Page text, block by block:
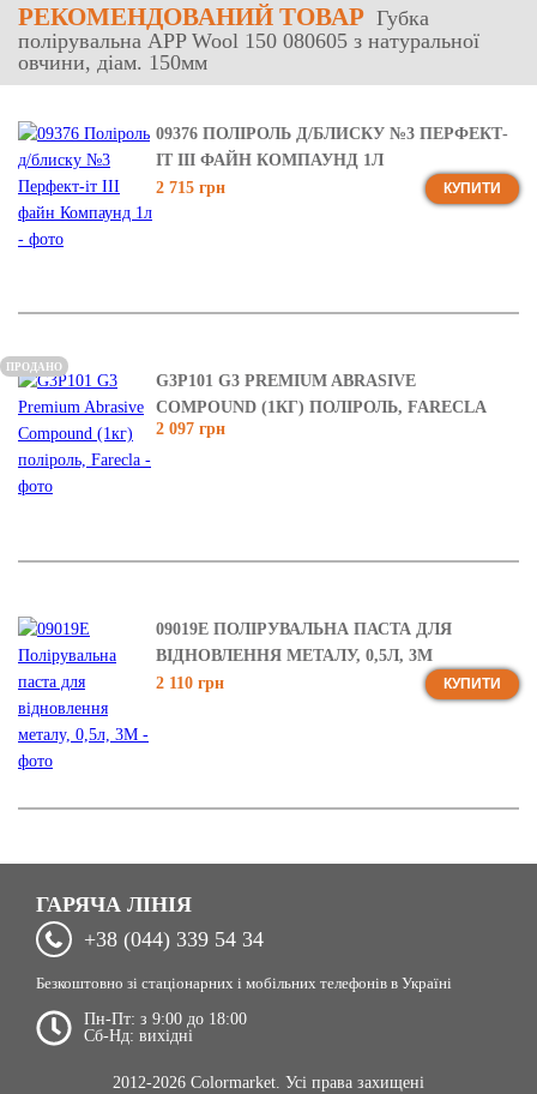
РЕКОМЕНДОВАНИЙ ТОВАР Губка
полірувальна APP Wool 150 080605 з натуральної
овчини, діам. 150мм
09376 ПОЛІРОЛЬ Д/БЛИСКУ №3 ПЕРФЕКТ-
ІТ ІІІ ФАЙН КОМПАУНД 1Л
2 715 грн
КУПИТИ
G3P101 G3 PREMIUM ABRASIVE
COMPOUND (1КГ) ПОЛІРОЛЬ, FARECLA
2 097 грн
ПРОДАНО
09019E ПОЛІРУВАЛЬНА ПАСТА ДЛЯ
ВІДНОВЛЕННЯ МЕТАЛУ, 0,5Л, 3М
2 110 грн
КУПИТИ
ГАРЯЧА ЛІНІЯ
+38 (044) 339 54 34
Безкоштовно зі стаціонарних і мобільних телефонів в Україні
Пн-Пт: з 9:00 до 18:00
Сб-Нд: вихідні
2012-2026 Colormarket. Усі права захищені